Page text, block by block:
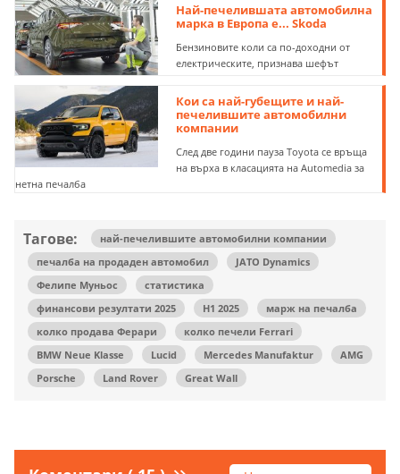
Най-печелившата автомобилна
марка в Европа е... Skoda
Бензиновите коли са по-доходни от
електрическите, признава шефът
Кои са най-губещите и най-
печелившите автомобилни
компании
След две години пауза Toyota се връща
на върха в класацията на Automedia за
нетна печалба
Тагове:
най-печелившите автомобилни компании
печалба на продаден автомобил
JATO Dynamics
Фелипе Муньос
статистика
финансови резултати 2025
H1 2025
марж на печалба
колко продава Ферари
колко печели Ferrari
BMW Neue Klasse
Lucid Mercedes Manufaktur
AMG
Porsche
Land Rover Great Wall